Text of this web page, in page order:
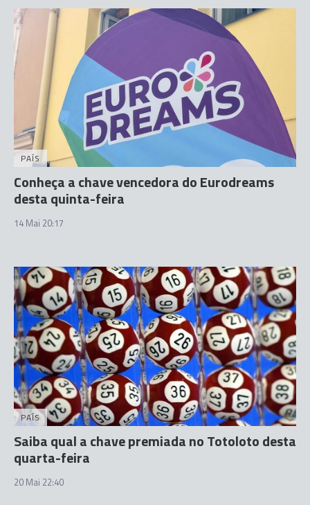
PAÍS
Conheça a chave vencedora do Eurodreams
desta quinta-feira
14 Mai 20:17
PAÍS
Saiba qual a chave premiada no Totoloto desta
quarta-feira
20 Mai 22:40